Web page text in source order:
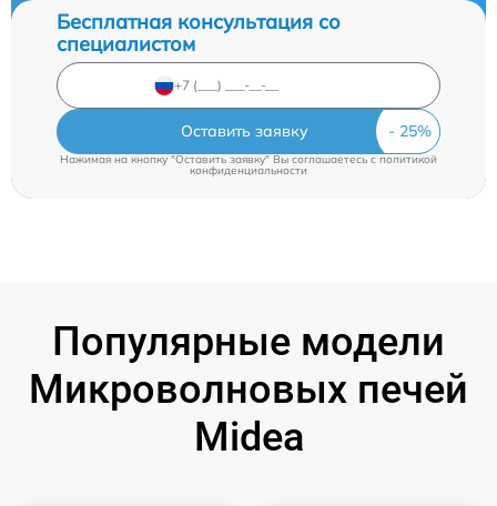
Бесплатная консультация со
специалистом
Оставить заявку
Нажимая на кнопку "Оставить заявку" Вы соглашаетесь cполитикой
конфиденциальности
Популярные модели
Микроволновых печей
Midea